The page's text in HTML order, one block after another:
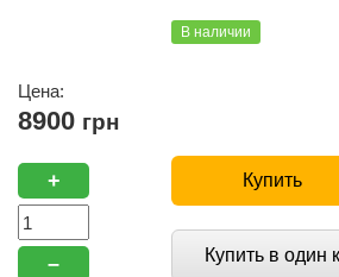
В наличии
Цена:
8900 грн
+
–
Купить
Купить в один